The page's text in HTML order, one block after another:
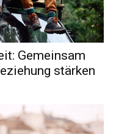
Gemeinsam
stärken